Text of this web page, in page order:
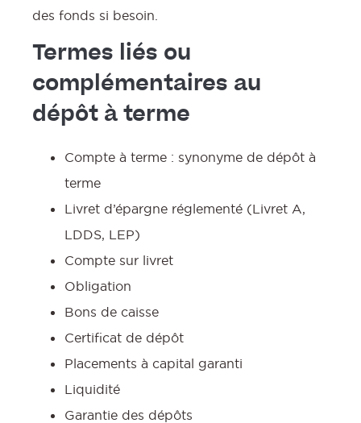
des fonds si besoin.
Termes liés ou
complémentaires au
dépôt à terme
Compte à terme : synonyme de dépôt à
terme
Livret d’épargne réglementé (Livret A,
LDDS, LEP)
Compte sur livret
Obligation
Bons de caisse
Certificat de dépôt
Placements à capital garanti
Liquidité
Garantie des dépôts